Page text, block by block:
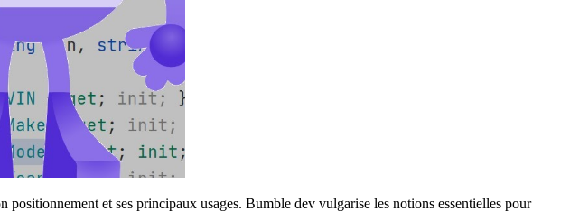
et ses principaux usages. Bumble dev vulgarise les notions essentielles pour